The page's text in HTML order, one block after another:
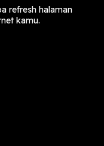
refresh halaman
kamu.